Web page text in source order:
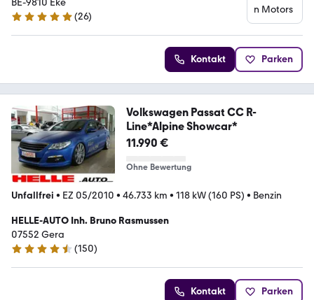
BE-9810 Eke
5 Sterne
(26)
Kontakt Parken
Volkswagen Passat CC R-
Line*Alpine Showcar*
11.990 €
Ohne Bewertung
Unfallfrei • EZ 05/2010 • 46.733 km • 118 kW (160 PS) • Benzin
HELLE-AUTO Inh. Bruno Rasmussen
07552 Gera
4.6 Sterne
(150)
Kontakt Parken